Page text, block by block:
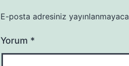
E-posta adresiniz
Yorum *